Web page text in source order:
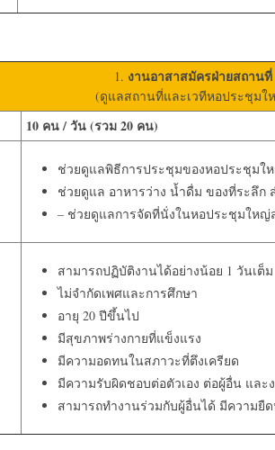
1. งานอาสาสมัครฝ่ายสถานที่
(ดูแลสถานที่และเวทีหอประชุมใ
10 คน/วัน(รวม20 คน)
ช่วยดูแลพิธีการประชุมของหอประชุมใ
ช่วยดูแล อาหารว่าง น้ำดื่ม ของที่ระลึก
– ช่วยดูแลการจัดที่นั่งในหอประชุมใหญ่
สามารถปฏิบัติงานได้อย่างน้อย 1 วันเต็ม
ไม่จำกัดเพศและการศึกษา
อายุ 20 ปีขึ้นไป
มีสุขภาพร่างกายที่แข็งแรง
มีความอดทนในสภาวะที่ตึงเครียด
มีความรับผิดชอบต่อตัวเอง ต่อผู้อื่น และ
สามารถทำงานร่วมกับผู้อื่นได้ มีความ